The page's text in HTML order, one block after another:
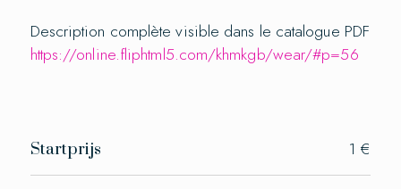
Description complète visible dans le catalogue PDF
https://online.fliphtml5.com/khmkgb/wear/#p=56
Startprijs 1 €